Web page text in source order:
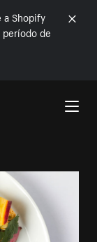
a Shopify
de